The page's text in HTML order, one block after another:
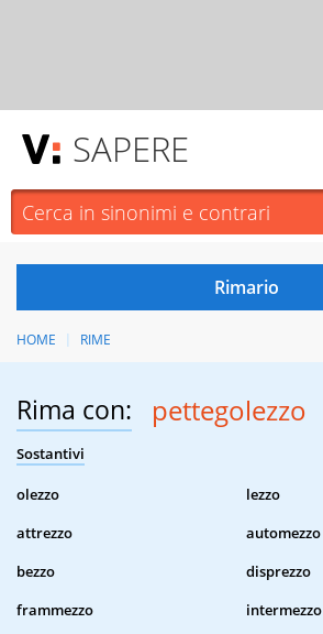
SAPERE
HOME RIME
Rima con: pettegolezzo
Sostantivi
olezzo
lezzo
attrezzo
automezzo
bezzo
disprezzo
frammezzo
intermezzo